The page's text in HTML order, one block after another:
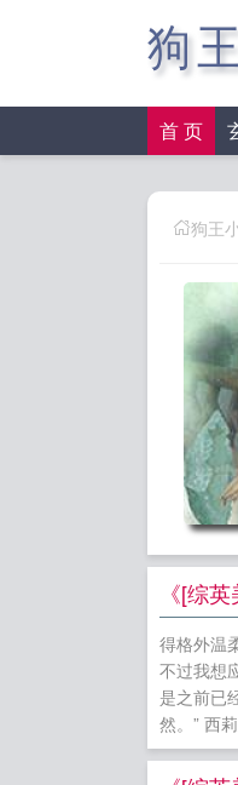
狗
首 页
狗王
《[综
得格外温
不过我想
是之前已
然。” 西